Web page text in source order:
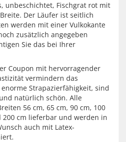
unbeschichtet, Fischgrat rot mit
Der Läufer ist seitlich
werden mit einer Vulkokante
zusätzlich angegeben
Sie das bei Ihrer
Coupon mit hervorragender
vermindern das
Strapazierfähigkeit, sind
natürlich schön. Alle
56 cm, 65 cm, 90 cm, 100
200 cm lieferbar und werden in
auch mit Latex-